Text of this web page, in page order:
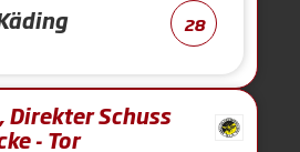
28
Direkter Schuss
- Tor